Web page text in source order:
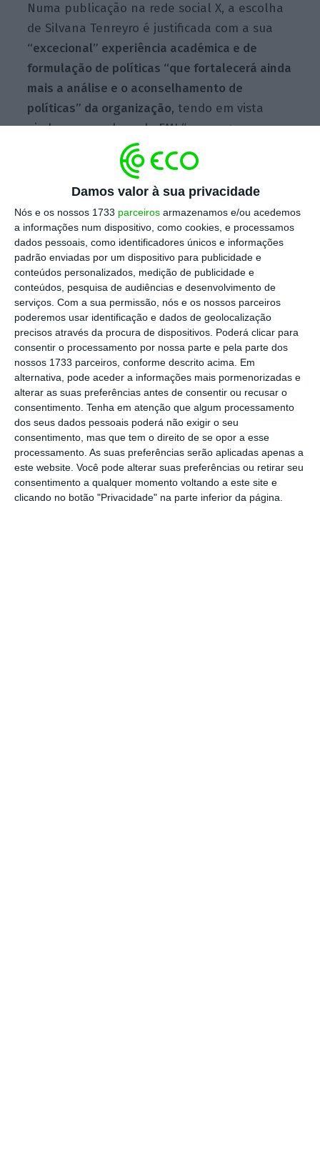
Damos valor à sua privacidade
Nós e os nossos 1733 parceiros armazenamos e/ou acedemos
a informações num dispositivo, como cookies, e processamos
dados pessoais, como identificadores únicos e informações
padrão enviadas por um dispositivo para publicidade e
conteúdos personalizados, medição de publicidade e
conteúdos, pesquisa de audiências e desenvolvimento de
serviços. Com a sua permissão, nós e os nossos parceiros
poderemos usar identificação e dados de geolocalização
precisos através da procura de dispositivos. Poderá clicar para
consentir o processamento por nossa parte e pela parte dos
nossos 1733 parceiros, conforme descrito acima. Em
alternativa, pode aceder a informações mais pormenorizadas e
alterar as suas preferências antes de consentir ou recusar o
consentimento. Tenha em atenção que algum processamento
dos seus dados pessoais poderá não exigir o seu
consentimento, mas que tem o direito de se opor a esse
processamento. As suas preferências serão aplicadas apenas a
este website. Você pode alterar suas preferências ou retirar seu
consentimento a qualquer momento voltando a este site e
clicando no botão "Privacidade" na parte inferior da página.
Numa publicação na rede social X, a escolha
de Silvana Tenreyro é justificada com a sua
“excecional” experiência académica e de
formulação de políticas “que fortalecerá ainda
mais a análise e o aconselhamento de
políticas” da organização, tendo em vista
ajudar os membros do FMI “a navegar numa
economia global complexa”.
Tweet from @KGeorgieva
“Silvana é uma economista respeitada a nível
mundial que combina realizações académicas
notáveis com uma vasta experiência na
elaboração de políticas e um envolvimento
estreito com instituições internacionais de
renome“, afirma Kristalina Georgieva, citada
numcomunicadodivulgado na página oficial
do FMI.
Georgieva sublinha também a “liderança
intelectual” e a “experiência política” de
Silvana, que, combinadas, “ajudarão a
garantir que o trabalho analítico do FMI, bem
como a supervisão multilateral e o